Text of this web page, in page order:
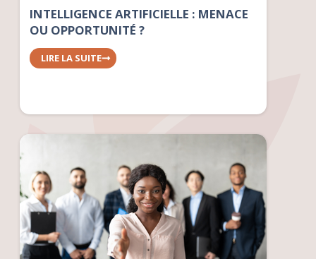
INTELLIGENCE ARTIFICIELLE : MENACE
OU OPPORTUNITÉ ?
LIRE LA SUITE